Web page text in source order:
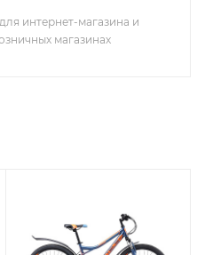
интернет-магазина и
магазинах